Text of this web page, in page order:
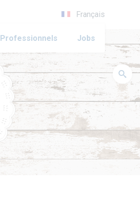
Français
Professionnels Jobs